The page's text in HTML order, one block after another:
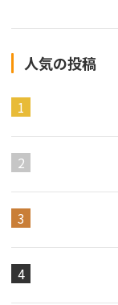
人気の投稿